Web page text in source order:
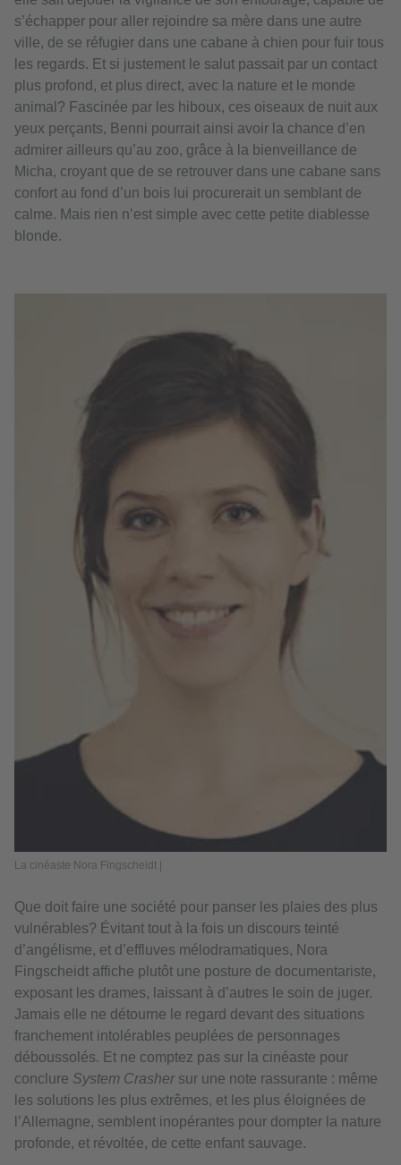
s’échapper pour aller rejoindre sa mère dans une autre
ville, de se réfugier dans une cabane à chien pour fuir tous
les regards. Et si justement le salut passait par un contact
plus profond, et plus direct, avec la nature et le monde
animal? Fascinée par les hiboux, ces oiseaux de nuit aux
yeux perçants, Benni pourrait ainsi avoir la chance d’en
admirer ailleurs qu’au zoo, grâce à la bienveillance de
Micha, croyant que de se retrouver dans une cabane sans
confort au fond d’un bois lui procurerait un semblant de
calme. Mais rien n’est simple avec cette petite diablesse
blonde.
La cinéaste Nora Fingscheidt |
Que doit faire une société pour panser les plaies des plus
vulnérables? Évitant tout à la fois un discours teinté
d’angélisme, et d’effluves mélodramatiques, Nora
Fingscheidt affiche plutôt une posture de documentariste,
exposant les drames, laissant à d’autres le soin de juger.
Jamais elle ne détourne le regard devant des situations
franchement intolérables peuplées de personnages
déboussolés. Et ne comptez pas sur la cinéaste pour
conclure System Crashersur une note rassurante : même
les solutions les plus extrêmes, et les plus éloignées de
l’Allemagne, semblent inopérantes pour dompter la nature
profonde, et révoltée, de cette enfant sauvage.